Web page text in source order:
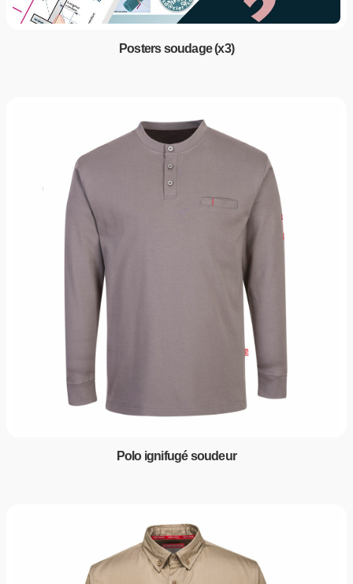
Posters soudage (x3)
Polo ignifugé soudeur